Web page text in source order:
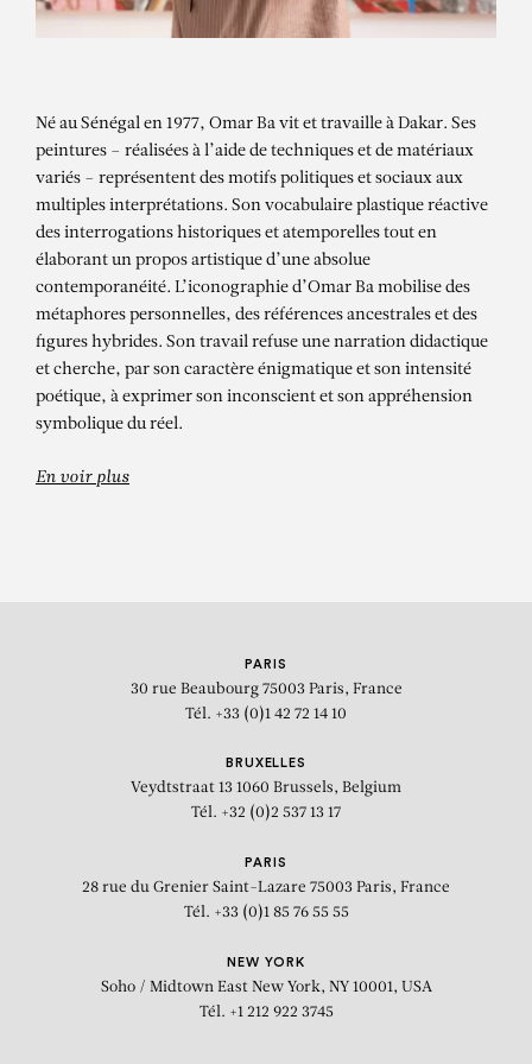
OMAR BA
Sous l’écorce du temps – Sports
Né au Sénégal en 1977, Omar Ba vit et travaille à Dakar. Ses
peintures – réalisées à l’aide de techniques et de matériaux
variés – représentent des motifs politiques et sociaux aux
multiples interprétations. Son vocabulaire plastique réactive
des interrogations historiques et atemporelles tout en
élaborant un propos artistique d’une absolue
contemporanéité. L’iconographie d’Omar Ba mobilise des
métaphores personnelles, des références ancestrales et des
figures hybrides. Son travail refuse une narration didactique
et cherche, par son caractère énigmatique et son intensité
poétique, à exprimer son inconscient et son appréhension
symbolique du réel.
En voir plus
PARIS
30 rue Beaubourg 75003 Paris, France
Tél. +33 (0)1 42 72 14 10
BRUXELLES
Veydtstraat 13 1060 Brussels, Belgium
Tél. +32 (0)2 537 13 17
PARIS
28 rue du Grenier Saint-Lazare 75003 Paris, France
Tél. +33 (0)1 85 76 55 55
NEW YORK
Soho / Midtown East New York, NY 10001, USA
Tél. +1 212 922 3745